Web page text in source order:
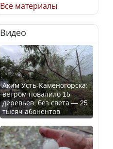
В РФ вынесен заочный
приговор по уголовному
делу об убийстве Игоря
Талькова
В России введены
дополнительные
ограничения для
казахстанских прав
Все материалы
Видео
Аким Усть-Каменогорска:
ветром повалило 15
деревьев, без света — 25
тысяч абонентов